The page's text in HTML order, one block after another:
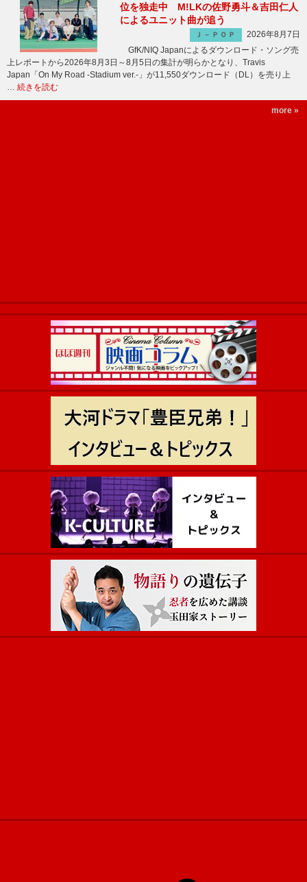
位を独走中 M!LKの佐野勇斗＆吉田仁人
によるユニット曲が追う
Ｊ－ＰＯＰ
2026年8月7日
GfK/NIQ Japanによるダウンロード・ソング売
上レポートから2026年8月3日～8月5日の集計が明らかとなり、Travis
Japan「On My Road -Stadium ver.-」が11,550ダウンロード（DL）を売り上
… 続きを読む
more »